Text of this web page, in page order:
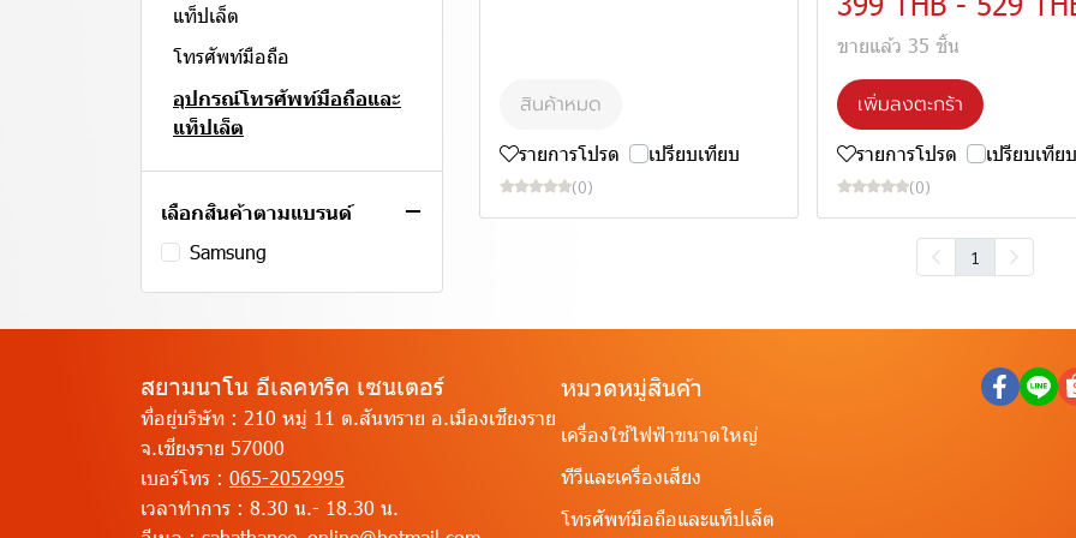
เครื่องอบผ้า
ตู้แช่
ไมโครเวฟ
ตู้กดน้ำเย็น-น้ำร้อน
พัดลม
พัดลมไอเย็น
เตารีด
เครื่องทำน้ำอุ่น
เครื่องดูดฝุ่น
เครื่องทำความร้อนไฟฟ้า
เครื่องใช้ไฟฟ้าในครัวขนาดเล็ก
อุปกรณ์เครื่องฟอกอากาศและ
ดูดฝุ่น
ไดร์เป่าผม
ดิจิตอลทีวี
อนาล็อกทีวี
เครื่องเสียง
อุปกรณ์ทีวี
แท็ปเล็ต
โทรศัพท์มือถือ
อุปกรณ์โทรศัพท์มือถือและ
แท็ปเล็ต
คอมพิวเตอร์และแล็ปท็อป
คอมพิวเตอร์ (ออลอินวัน)
แล็ปท็อป (โน็ตบุ๊ค)
อุปกรณ์ช่างและอุปกรณ์
เลือกสินค้าตามแบรนด์
Samsung
สินค้าหมด
รายการโปรด เปรียบเทียบ
(0)
ขายแล้ว 35 ชิ้น
เพิ่มลงตะกร้า
รายการโปรด เปรียบเทียบ
(0)
1
สยามนาโน อีเลคทริค เซนเตอร์
ที่อยู่บริษัท : 210 หมู่ 11 ต.สันทราย อ.เมืองเชียงราย
จ.เชียงราย 57000
เบอร์โทร : 065-2052995
เวลาทำการ : 8.30 น.- 18.30 น.
หมวดหมู่สินค้า
เครื่องใช้ไฟฟ้าขนาดใหญ่
ทีวีและเครื่องเสียง
โทรศัพท์มือถือและแท็ปเล็ต